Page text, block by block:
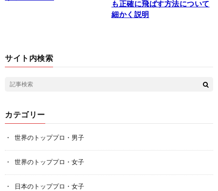
も正確に飛ばす方法について
細かく説明
サイト内検索
カテゴリー
世界のトッププロ・男子
世界のトッププロ・女子
日本のトッププロ・女子